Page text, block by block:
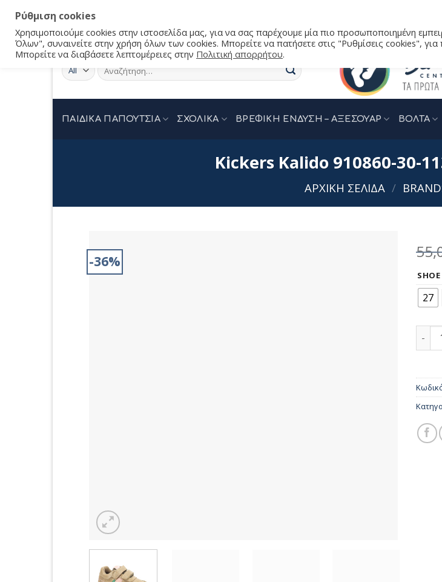
Αναζήτηση
για:
ΠΑΙΔΙΚΑ ΠΑΠΟΥΤΣΙΑ ΣΧΟΛΙΚΑ ΒΡΕΦΙΚΗ ΕΝΔΥΣΗ – ΑΞΕΣΟΥΑΡ ΒΟΛΤΑ
Kickers Kalido 910860-30-
ΑΡΧΙΚΉ ΣΕΛΊΔΑ /
-36%
27
Ρύθμιση cookies
Χρησιμοποιούμε cookies στην ιστοσελίδα μας, για να σας παρέχουμε μία πιο προσωποποιημένη
Όλων", συναινείτε στην χρήση όλων των cookies. Μπορείτε να πατήσετε στις "Ρυθμίσεις cookies", για
Μπορείτε να διαβάσετε λεπτομέρειες στην Πολιτική απορρήτου.